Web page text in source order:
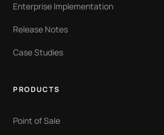
Enterprise Implementation
Release Notes
Case Studies
PRODUCTS
Point of Sale